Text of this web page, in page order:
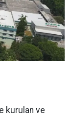
kurulan ve